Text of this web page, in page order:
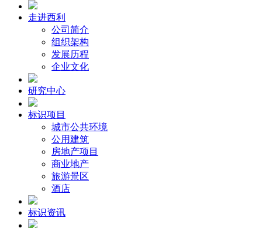
走进西利
公司简介
组织架构
发展历程
企业文化
研究中心
标识项目
城市公共环境
公用建筑
房地产项目
商业地产
旅游景区
酒店
标识资讯